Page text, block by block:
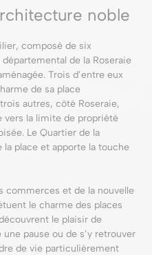
noble
composé de six
de la Roseraie
Trois d’entre eux
de sa place
autres, côté Roseraie,
vers la limite de propriété
Le Quartier de la
la place et apporte la touche
commerces et de la nouvelle
le charme des places
le plaisir de
pause ou de s’y retrouver
de vie particulièrement